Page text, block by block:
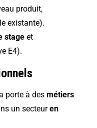
produit,
existante).
stage et
E4).
porte à des métiers
un secteuren